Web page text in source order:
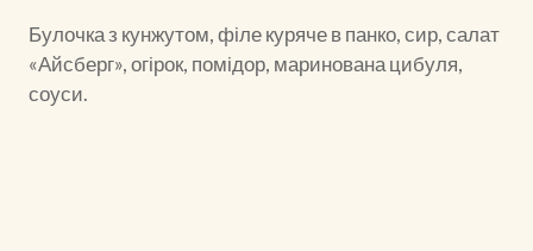
Булочка з кунжутом, філе куряче в панко, сир, салат
«Айсберг», огірок, помідор, маринована цибуля,
соуси.